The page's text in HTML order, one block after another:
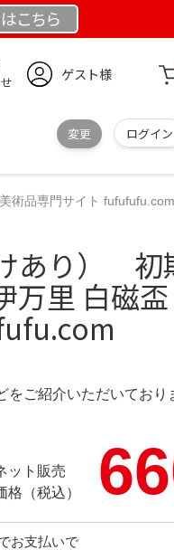
こちら
ゲスト様
変更 ログイン
術品専門サイト fufufufu.com
あり） 初
万里 白磁
ご紹介いただいており
ット販売
格（税込）
お支払いで